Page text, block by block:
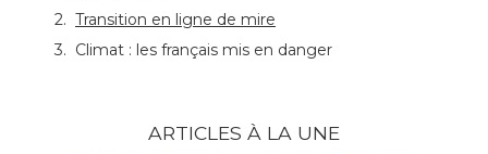
Transition en ligne de mire
Climat : les français mis en danger
ARTICLES À LA UNE